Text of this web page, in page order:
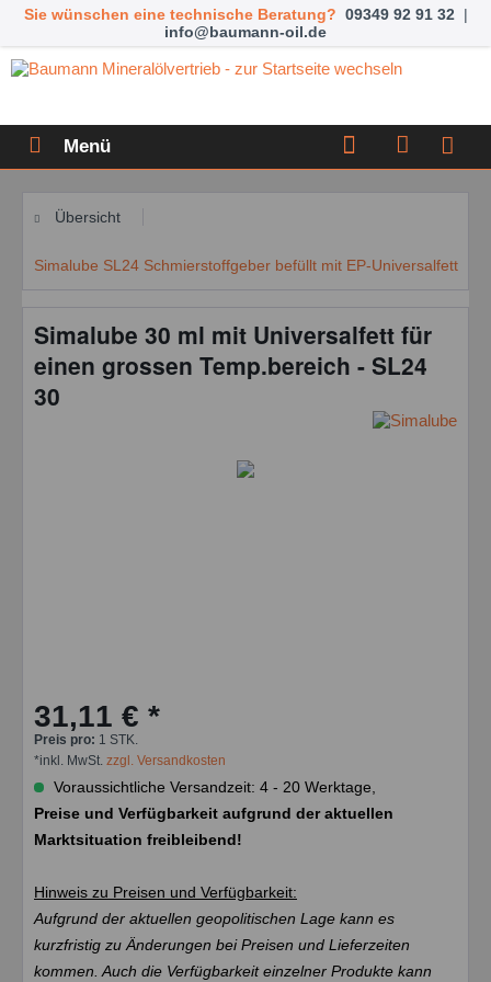
Sie wünschen eine technische Beratung? 09349 92 91 32 |
info@baumann-oil.de
Menü
Übersicht
Simalube SL24 Schmierstoffgeber befüllt mit EP-Universalfett
Simalube 30 ml mit Universalfett für
einen grossen Temp.bereich - SL24
30
31,11 € *
Preis pro: 1 STK.
*inkl. MwSt. zzgl. Versandkosten
Voraussichtliche Versandzeit: 4 - 20 Werktage,
Preise und Verfügbarkeit aufgrund der aktuellen
Marktsituation freibleibend!
Hinweis zu Preisen und Verfügbarkeit:
Aufgrund der aktuellen geopolitischen Lage kann es
kurzfristig zu Änderungen bei Preisen und Lieferzeiten
kommen. Auch die Verfügbarkeit einzelner Produkte kann